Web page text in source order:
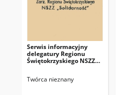
Serwis informacyjny
delegatury Regionu
Świętokrzyskiego NSZZ
Twórca nieznany